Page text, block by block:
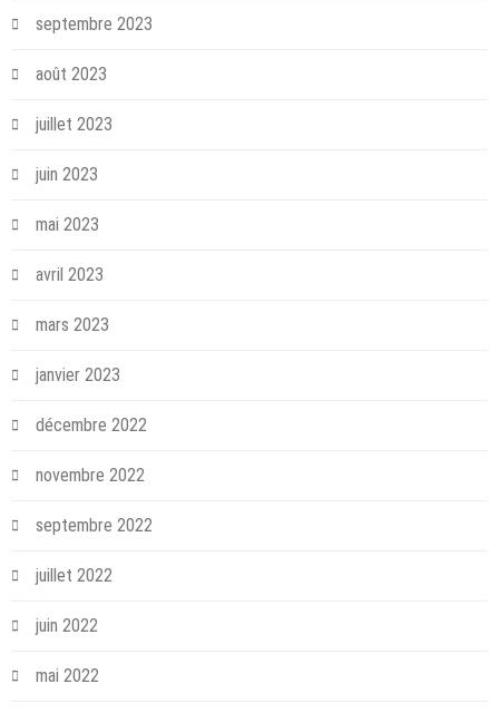
septembre 2023
août 2023
juillet 2023
juin 2023
mai 2023
avril 2023
mars 2023
janvier 2023
décembre 2022
novembre 2022
septembre 2022
juillet 2022
juin 2022
mai 2022